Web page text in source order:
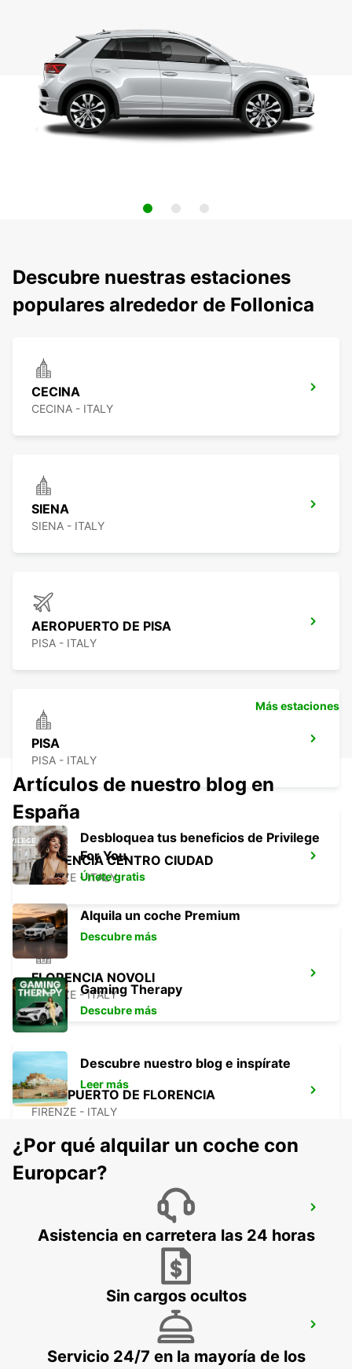
Descubre nuestras estaciones
populares alrededor de Follonica
CECINA
CECINA - ITALY
SIENA
SIENA - ITALY
AEROPUERTO DE PISA
PISA - ITALY
PISA
PISA - ITALY
FLORENCIA CENTRO CIUDAD
FIRENZE - ITALY
FLORENCIA NOVOLI
FIRENZE - ITALY
AEROPUERTO DE FLORENCIA
FIRENZE - ITALY
LUCCA - ITALY
Más estaciones
Artículos de nuestro blog en
España
Desbloquea tus beneficios de Privilege
For You
Únete gratis
Alquila un coche Premium
Descubre más
Gaming Therapy
Descubre más
Descubre nuestro blog e inspírate
Leer más
¿Por qué alquilar un coche con
Europcar?
Asistencia en carretera las 24 horas
Sin cargos ocultos
Servicio 24/7 en la mayoría de los